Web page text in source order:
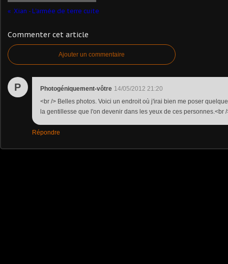
Xian - L'armée de terre cuite
Commenter cet article
Ajouter un commentaire
P Photogéniquement-vôtre 14/05/2012 21:20
<br /> Belles photos. Voici un endroit où j'irai bien me poser
la gentillesse que l'on devenir dans les yeux de ces personnes.<br /
Répondre